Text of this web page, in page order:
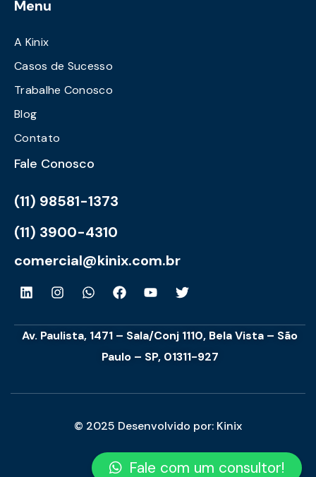
Fale com um consultor!
Menu
A Kinix
Casos de Sucesso
Trabalhe Conosco
Blog
Contato
Fale Conosco
(11) 98581-1373
(11) 3900-4310
comercial@kinix.com.br
Av. Paulista, 1471 – Sala/Conj 1110, Bela Vista – São
Paulo – SP, 01311-927
© 2025 Desenvolvido por: Kinix